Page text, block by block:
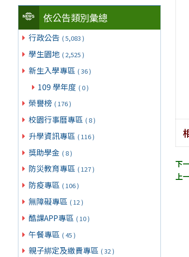
依公告類別彙總
行政公告 ( 5,083 )
學生園地 ( 2,525 )
新生入學專區 ( 36 )
109 學年度 ( 0 )
榮譽榜 ( 176 )
校園行事曆專區 ( 8 )
升學資訊專區 ( 116 )
獎助學金 ( 8 )
防災教育專區 ( 127 )
防疫專區 ( 106 )
無障礙專區 ( 12 )
酷課APP專區 ( 10 )
午餐專區 ( 45 )
親子綁定及繳費專區 ( 32 )